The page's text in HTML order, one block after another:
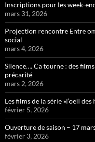
Inscriptions pour les week-
mars 31, 2026
Projection rencontre Entre
social
mars 4, 2026
Silence…. Ca tourne : des
précarité
mars 2, 2026
Les films de la série »l’oeil des
février 5, 2026
Ouverture de saison – 17
février 3, 2026